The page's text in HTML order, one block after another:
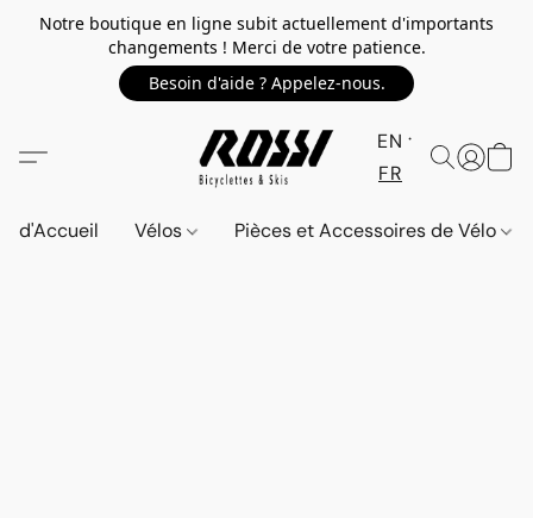
Notre boutique en ligne subit actuellement d'importants
changements ! Merci de votre patience.
Besoin d'aide ? Appelez-nous.
EN
FR
d'Accueil Vélos Pièces et Accessoires de Vélo